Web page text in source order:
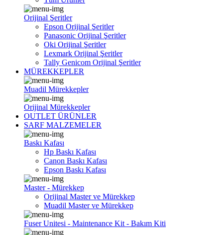
Orijinal Şeritler
Epson Orijinal Şeritler
Panasonic Orijinal Şeritler
Oki Orijinal Şeritler
Lexmark Orijinal Şeritler
Tally Genicom Orijinal Şeritler
MÜREKKEPLER
Muadil Mürekkepler
Orijinal Mürekkepler
OUTLET ÜRÜNLER
SARF MALZEMELER
Baskı Kafası
Hp Baskı Kafası
Canon Baskı Kafası
Epson Baskı Kafası
Master - Mürekkep
Orijinal Master ve Mürekkep
Muadil Master ve Mürekkep
Fuser Unitesi - Maintenance Kit - Bakım Kiti